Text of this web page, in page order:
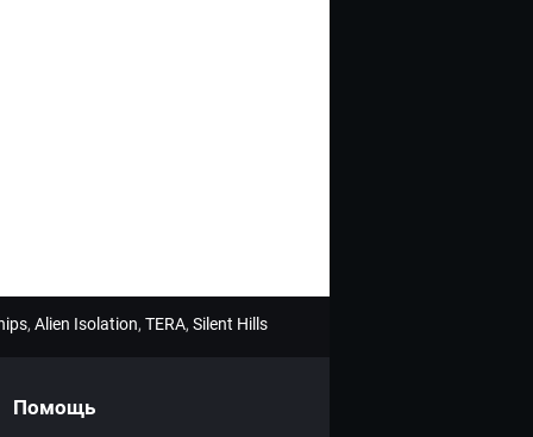
, Alien Isolation, TERA, Silent Hills
Помощь